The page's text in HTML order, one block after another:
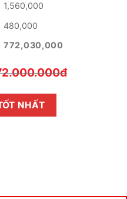
1,560,000
480,000
772,030,000
NHẤT